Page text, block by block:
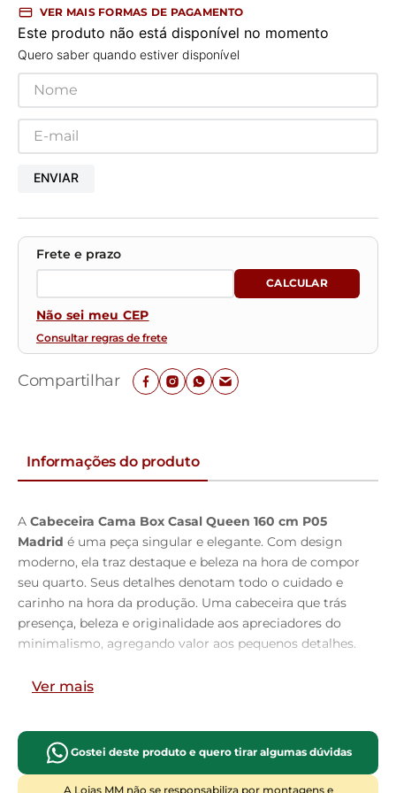
VER MAIS FORMAS DE PAGAMENTO
Este produto não está disponível no momento
Quero saber quando estiver disponível
ENVIAR
Não sei meu CEP
Consultar regras de frete
Compartilhar
Informações do produto
A Cabeceira Cama Box Casal Queen 160 cm P05
Madrid é uma peça singular e elegante. Com design
moderno, ela traz destaque e beleza na hora de compor
seu quarto. Seus detalhes denotam todo o cuidado e
carinho na hora da produção. Uma cabeceira que trás
presença, beleza e originalidade aos apreciadores do
minimalismo, agregando valor aos pequenos detalhes.
impecável, o revestimento que combina
calçadeira ou recamier. É a composição perfeita para
os amantes da elegância! Você merece o melhor,
garanta já a sua!!
Ver mais
Gostei deste produto e quero tirar algumas dúvidas
A Lojas MM não se responsabiliza por montagens e